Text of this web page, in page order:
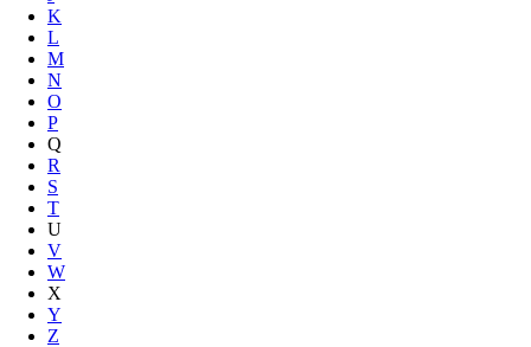
K
L
M
N
O
P
Q
R
S
T
U
V
W
X
Y
Z